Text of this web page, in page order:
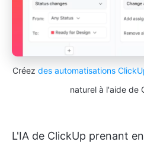
Créez des automatisations
naturel à l'aide de
L'IA de ClickUp prenant